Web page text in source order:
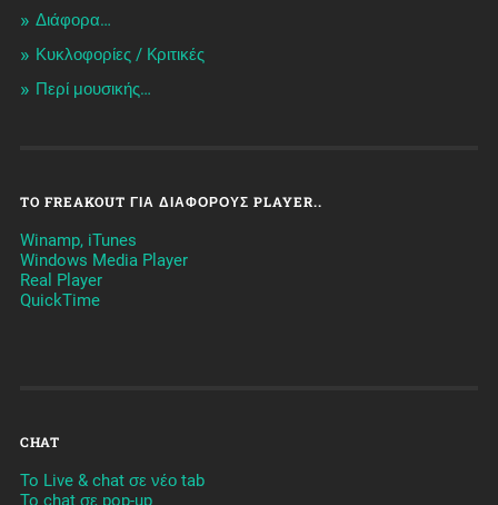
Διάφορα…
Κυκλοφορίες / Kριτικές
Περί μουσικής…
TO FREAKOUT ΓΙΑ ΔΙΆΦΟΡΟΥΣ PLAYER..
Winamp, iTunes
Windows Media Player
Real Player
QuickTime
CHAT
To Live & chat σε νέο tab
To chat σε pop-up